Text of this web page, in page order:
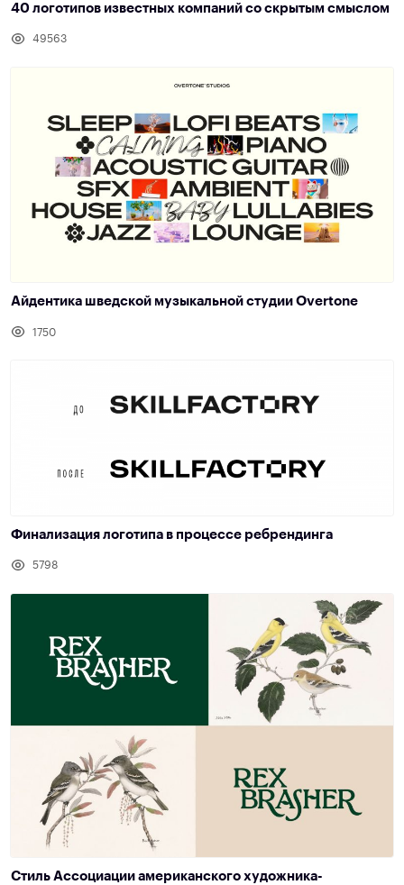
40 логотипов известных компаний со скрытым смыслом
49563
Айдентика шведской музыкальной студии Overtone
1750
Финализация логотипа в процессе ребрендинга
5798
Стиль Ассоциации американского художника-